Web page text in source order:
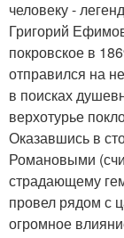
человеку -
Григорий
покровское в
отправился на
в поисках
верхотурье
Оказавшись в
Романовыми
страдающему
провел рядом с
огромное